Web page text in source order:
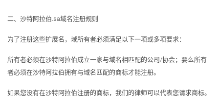
二、沙特阿拉伯.sa域名注册规则
为了注册这些扩展名，域所有者必须满足以下一项或多项要求：
所有者必须在沙特阿拉伯成立一家与域名相匹配的公司/协会；要么所有
者必须在沙特阿拉伯拥有与域名匹配的商标才能注册。
如果您没有在沙特阿拉伯注册的商标，我们的律师可以代表您请求商标。